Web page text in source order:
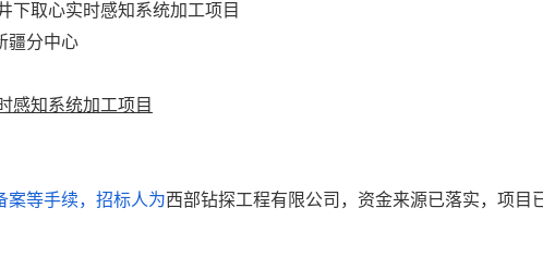
下取心实时感知系统加工项目
疆分中心
感知系统加工项目
案等手续，招标人为西部钻探工程有限公司，资金来源已落实，项目